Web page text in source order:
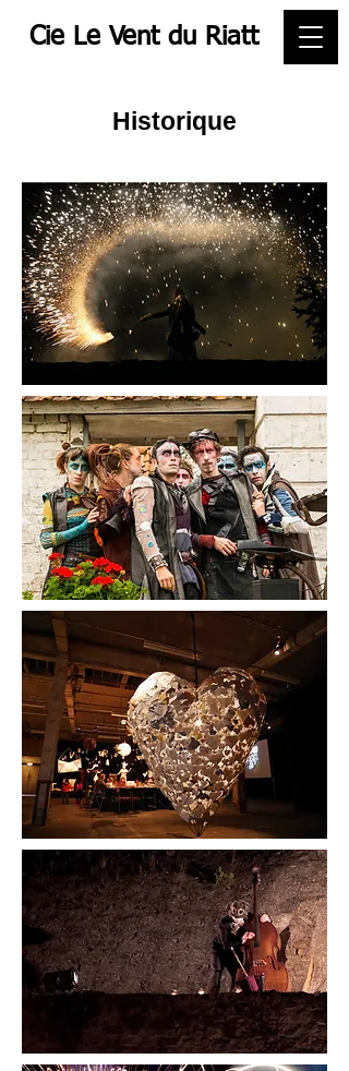
Cie Le Vent du Riatt
Historique